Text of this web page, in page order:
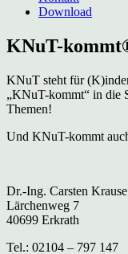
Download
KNuT-
KNuT steht für
„KNuT-kommt“ in die
Themen!
Und KNuT-kommt
Dr.-Ing. Carsten Krause
Lärchenweg 7
40699 Erkrath
Tel.: 02104 – 797 147